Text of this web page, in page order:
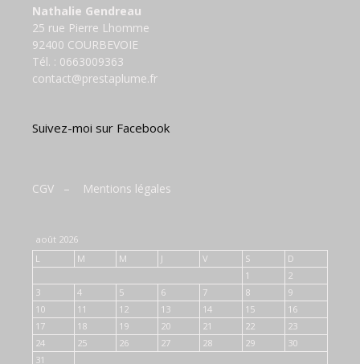
Nathalie Gendreau
25 rue Pierre Lhomme
92400 COURBEVOIE
Tél. : 0663009363
contact@prestaplume.fr
Suivez-moi sur Facebook
CGV – Mentions légales
août 2026
L
M M J V S
D
1
2
3
4 5 6 7 8
9
10
11 12 13 14 15
16
17
18 19 20 21 22
23
24
25 26 27 28 29
30
31